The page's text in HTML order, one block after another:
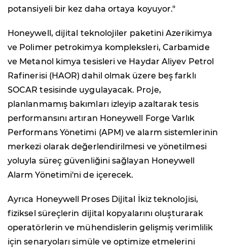
potansiyeli bir kez daha ortaya koyuyor."
Honeywell, dijital teknolojiler paketini Azerikimya
ve Polimer petrokimya kompleksleri, Carbamide
ve Metanol kimya tesisleri ve Haydar Aliyev Petrol
Rafinerisi (HAOR) dahil olmak üzere beş farklı
SOCAR tesisinde uygulayacak. Proje,
planlanmamış bakımları izleyip azaltarak tesis
performansını artıran Honeywell Forge Varlık
Performans Yönetimi (APM) ve alarm sistemlerinin
merkezi olarak değerlendirilmesi ve yönetilmesi
yoluyla süreç güvenliğini sağlayan Honeywell
Alarm Yönetimi'ni de içerecek.
Ayrıca Honeywell Proses Dijital İkiz teknolojisi,
fiziksel süreçlerin dijital kopyalarını oluşturarak
operatörlerin ve mühendislerin gelişmiş verimlilik
için senaryoları simüle ve optimize etmelerini